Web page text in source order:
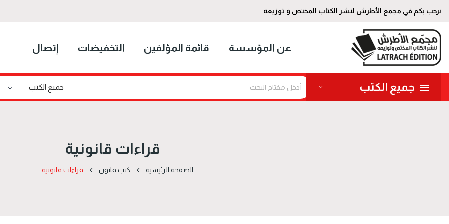
نرحب بكم في مجمع الأطرش لنشر الكتاب المختص و توزيعه
عن المؤسسة قائمة المؤلفين التخفيضات إتصال
جميع الكتب
قراءات قانونية
الصفحة الرئيسية كتب قانون قراءات قانونية